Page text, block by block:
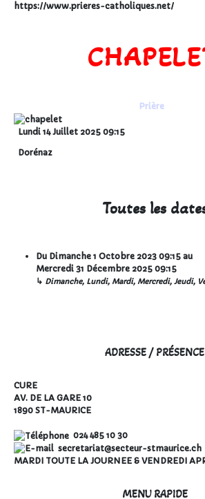
https://www.prieres-catholiques.net/
Prière
Lundi 14 Juillet 2025 09:15
Dorénaz
Toutes les
Du Dimanche 1 Octobre 2023 09:15 au
Mercredi 31 Décembre 2025 09:15
↳ Dimanche, Lundi, Mardi, Mercredi, Jeudi,
ADRESSE / PRÉSENCE
CURE
AV. DE LA GARE 10
1890 ST-MAURICE
024 485 10 30
secretariat@secteur-stmaurice.ch
MARDI TOUTE LA JOURNEE & VENDREDI
MENU RAPIDE